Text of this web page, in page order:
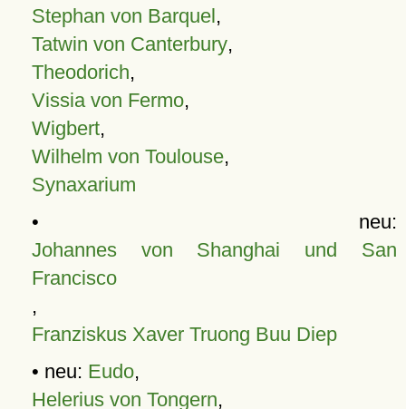
Stephan von Barquel,
Tatwin von Canterbury,
Theodorich,
Vissia von Fermo,
Wigbert,
Wilhelm von Toulouse,
Synaxarium
• neu:
Johannes von Shanghai und San
Francisco
,
Franziskus Xaver Truong Buu Diep
• neu: Eudo,
Helerius von Tongern,